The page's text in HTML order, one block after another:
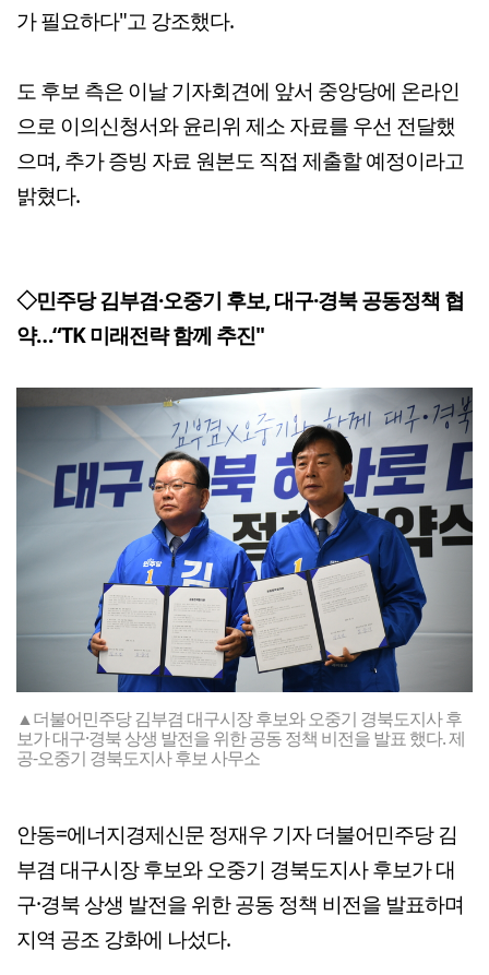
가 필요하다"고 강조했다.
도 후보 측은 이날 기자회견에 앞서 중앙당에 온라인
으로 이의신청서와 윤리위 제소 자료를 우선 전달했
으며, 추가 증빙 자료 원본도 직접 제출할 예정이라고
밝혔다.
◇민주당 김부겸·오중기 후보, 대구·경북 공동정책 협
약…“TK 미래전략 함께 추진"
▲더불어민주당 김부겸 대구시장 후보와 오중기 경북도지사 후
보가 대구·경북 상생 발전을 위한 공동 정책 비전을 발표 했다. 제
공-오중기 경북도지사 후보 사무소
안동=에너지경제신문 정재우 기자 더불어민주당 김
부겸 대구시장 후보와 오중기 경북도지사 후보가 대
구·경북 상생 발전을 위한 공동 정책 비전을 발표하며
지역 공조 강화에 나섰다.